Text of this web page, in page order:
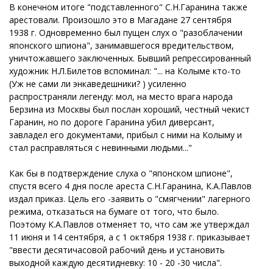
В конечном итоге "подставленного" С.Н.Гаранина также
арестовали. Произошло это в Магадане 27 сентября
1938 г. Одновременно был пущен слух о "разоблачении
японского шпиона", занимавшегося вредительством,
уничтожавшего заключенных. Бывший репрессированный
художник Н.Л.Билетов вспоминал: "... на Колыме кто-то
(Уж не сами ли энкаведешники? ) усиленно
распространяли легенду: мол, на место врага народа
Берзина из Москвы был послан хороший, честный чекист
Гаранин, но по дороге Гаранина убил диверсант,
завладел его документами, прибыл с ними на Колыму и
стал расправляться с невинными людьми..."
Как бы в подтверждение слуха о "японском шпионе",
спустя всего 4 дня после ареста С.Н.Гаранина, К.А.Павлов
издал приказ. Цель его -заявить о "смягчении" лагерного
режима, отказаться на бумаге от того, что было.
Поэтому К.А.Павлов отменяет то, что сам же утверждал
11 июня и 14 сентября, а с 1 октября 1938 г. приказывает
"ввести десятичасовой рабочий день и установить
выходной каждую десятидневку: 10 - 20 -30 числа".